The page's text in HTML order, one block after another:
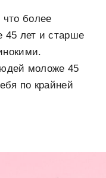
что более
45 лет и старше
моложе 45
по крайней